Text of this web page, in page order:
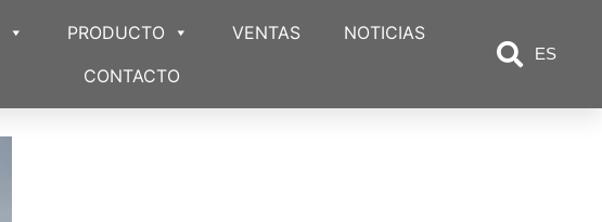
PRODUCTO VENTAS
NOTICIAS
CONTACTO
ES